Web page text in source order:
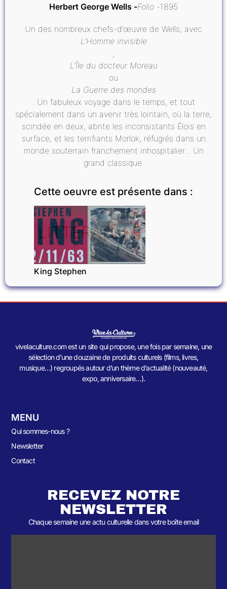
Herbert George Wells Folio 1895
Un des nombreux chefs-d’œuvre de Wells, avec
L’Homme invisible
,
L’Île du docteur Moreau
ou
La Guerre des mondes
. Un fabuleux voyage dans le temps, et tout
spécialement dans un avenir très lointain, où la terre,
scindée en deux, abrite les inconsistants Élois en
surface, et les terrifiants Morlok, réfugiés dans un
monde souterrain franchement inhospitalier... Un
grand classique.
Cette oeuvre est présente dans :
LITTÉRATURE
King Stephen
vivelaculture.com est un site qui propose, une fois par semaine, une
sélection d’une douzaine de produits culturels (films, livres,
musique…) regroupés autour d’un thème d’actualité (nouveauté,
expo, anniversaire…).
MENU
Qui sommes-nous ?
Newsletter
Contact
RECEVEZ NOTRE
NEWSLETTER
Chaque semaine une actu culturelle dans votre boîte email